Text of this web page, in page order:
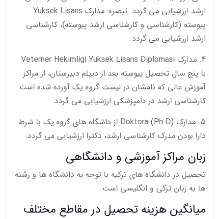
ارشد ارزشیابی می گردد. تبصره: مدارک Yuksek Lisans
پیوسته (کارشناسی و کارشناسی ارشد پیوسته)، کارشناسی
ارشد ارزشیابی می گردد.
4. مدارک Veterner Hekimligi Yuksek Lisans Diplomasi
با پنج سال تحصیل پیوسته بعد از دیپلم دبیرستان، از مراکز
آموزش عالی که نامشان در لیست گروه یک آورده شده است
کارشناسی ارشد در دامپزشکی ارزشیابی می گردد.
5. مدارک (Doktora (Ph.D از داشگاه های گروه یک با شرط
دارا بودن مدرک کارشناسی ارشد، دکترا ارزشیابی می گردد.
زبان مراکز آموزشی و دانشگاهی
تحصیل در دانشگاه های ترکیه با توجه به دانشگاه ها و رشته
ها به زبان ترکی و انگلیسی است.
میانگین هزینه تحصیل در مقاطع مختلف